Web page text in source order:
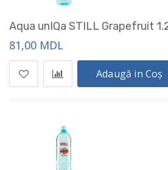
Aqua unIQa STILL Grapefruit
81,00 MDL
Adaugă in Coș